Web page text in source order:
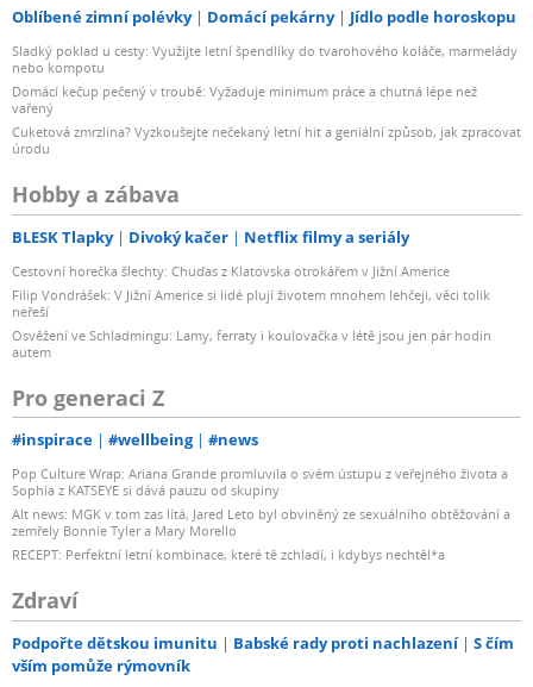
Oblíbené zimní polévky Domácí pekárny Jídlo podle horoskopu
Sladký poklad u cesty: Využijte letní špendlíky do tvarohového koláče, marmelády
nebo kompotu
Domácí kečup pečený v troubě: Vyžaduje minimum práce a chutná lépe než
vařený
Cuketová zmrzlina? Vyzkoušejte nečekaný letní hit a geniální způsob, jak zpracovat
úrodu
Hobby a zábava
BLESK Tlapky Divoký kačer Netflix filmy a seriály
Cestovní horečka šlechty: Chuďas z Klatovska otrokářem v Jižní Americe
Filip Vondrášek: V Jižní Americe si lidé plují životem mnohem lehčeji, věci tolik
neřeší
Osvěžení ve Schladmingu: Lamy, ferraty i koulovačka v létě jsou jen pár hodin
autem
Pro generaci Z
#inspirace #wellbeing #news
Pop Culture Wrap: Ariana Grande promluvila o svém ústupu z veřejného života a
Sophia z KATSEYE si dává pauzu od skupiny
Alt news: MGK v tom zas lítá, Jared Leto byl obviněný ze sexuálního obtěžování a
zemřely Bonnie Tyler a Mary Morello
RECEPT: Perfektní letní kombinace, které tě zchladí, i kdybys nechtěl*a
Zdraví
Podpořte dětskou imunitu Babské rady proti nachlazení
S čím
vším pomůže rýmovník